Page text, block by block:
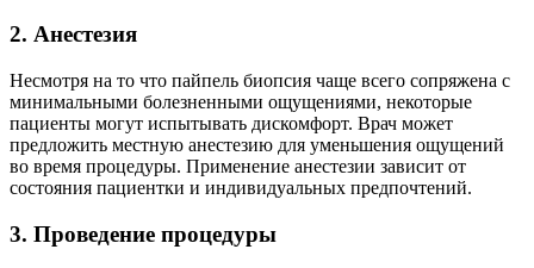
2. Анестезия
Несмотря на то что пайпель биопсия чаще всего сопряжена с
минимальными болезненными ощущениями, некоторые
пациенты могут испытывать дискомфорт. Врач может
предложить местную анестезию для уменьшения ощущений
во время процедуры. Применение анестезии зависит от
состояния пациентки и индивидуальных предпочтений.
3. Проведение процедуры